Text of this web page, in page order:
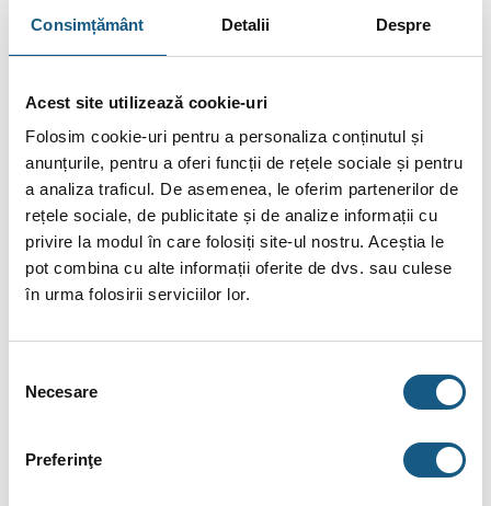
Consimțământ Detalii Despre
Acest site utilizează cookie-uri
Folosim cookie-uri pentru a personaliza conținutul și
anunțurile, pentru a oferi funcții de rețele sociale și pentru
a analiza traficul. De asemenea, le oferim partenerilor de
rețele sociale, de publicitate și de analize informații cu
privire la modul în care folosiți site-ul nostru. Aceștia le
pot combina cu alte informații oferite de dvs. sau culese
în urma folosirii serviciilor lor.
consimțământului
Necesare
Preferinţe
DESCRIERE
INFORMAȚII SUPLIMENTARE
BRAND
RECENZII (0)
Supapa de siguranta Watts SVH1-3 bari
Date tehnice SVH1-3
Presiune refulare